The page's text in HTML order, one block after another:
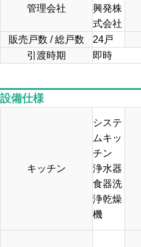
管理会社
興発株
式会社
販売戸数 / 総戸数 24戸
引渡時期
即時
設備仕様
キッチン
システ
ムキッ
チン
浄水器
食器洗
浄乾燥
機